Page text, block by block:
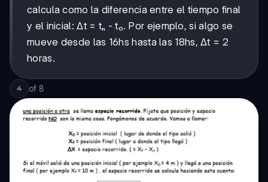
calcula como la diferencia entre el tiempo final
y el inicial: Δt = tₙ - t₀. Por ejemplo, si algo se
mueve desde las 16hs hasta las 18hs, Δt = 2
horas.
4 of 8